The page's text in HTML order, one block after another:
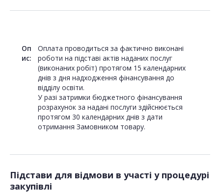
Оп
ис:
Оплата проводиться за фактично виконані
роботи на підставі актів наданих послуг
(виконаних робіт) протягом 15 календарних
днів з дня надходження фінансування до
відділу освіти.
У разі затримки бюджетного фінансування
розрахунок за надані послуги здійснюється
протягом 30 календарних днів з дати
отримання Замовником товару.
Підстави для відмови в участі у процедурі
закупівлі